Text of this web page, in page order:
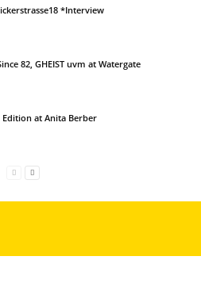
*Interview
82, GHEIST uvm at Watergate
Edition at Anita Berber